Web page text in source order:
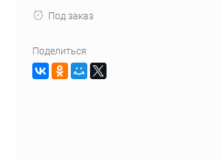
Под заказ
Поделиться